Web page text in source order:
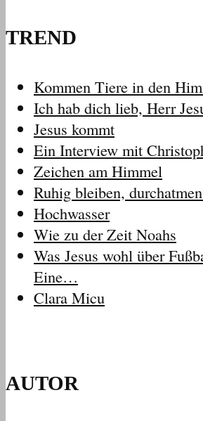
TREND
Kommen Tiere in den
Ich hab dich lieb, Herr
Jesus kommt
Ein Interview mit
Zeichen am Himmel
Ruhig bleiben,
Hochwasser
Wie zu der Zeit Noahs
Was Jesus wohl über
Eine…
Clara Micu
AUTOR